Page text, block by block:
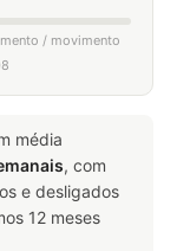
/ movimento
média
, com
e desligados
12 meses